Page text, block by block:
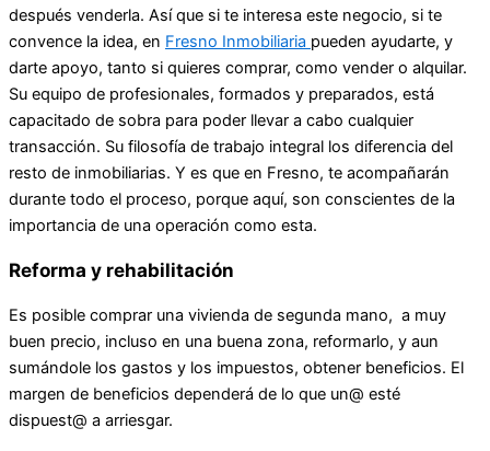
después venderla. Así que si te interesa este negocio, si te
convence la idea, en Fresno Inmobiliaria pueden ayudarte, y
darte apoyo, tanto si quieres comprar, como vender o alquilar.
Su equipo de profesionales, formados y preparados, está
capacitado de sobra para poder llevar a cabo cualquier
transacción. Su filosofía de trabajo integral los diferencia del
resto de inmobiliarias. Y es que en Fresno, te acompañarán
durante todo el proceso, porque aquí, son conscientes de la
importancia de una operación como esta.
Reforma y rehabilitación
Es posible comprar una vivienda de segunda mano, a muy
buen precio, incluso en una buena zona, reformarlo, y aun
sumándole los gastos y los impuestos, obtener beneficios. El
margen de beneficios dependerá de lo que un@ esté
dispuest@ a arriesgar.